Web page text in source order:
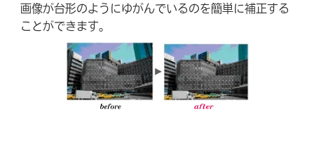
画像が台形のようにゆがんでいるのを簡単に補正する
ことができます。